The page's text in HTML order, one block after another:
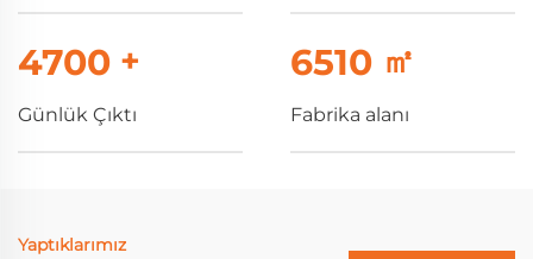
5000 +
Günlük Çıktı
7000 ㎡
Fabrika alanı
Yaptıklarımız